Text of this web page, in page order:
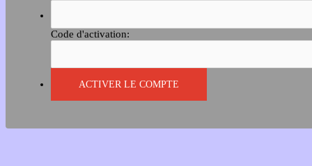
Code d'activation: